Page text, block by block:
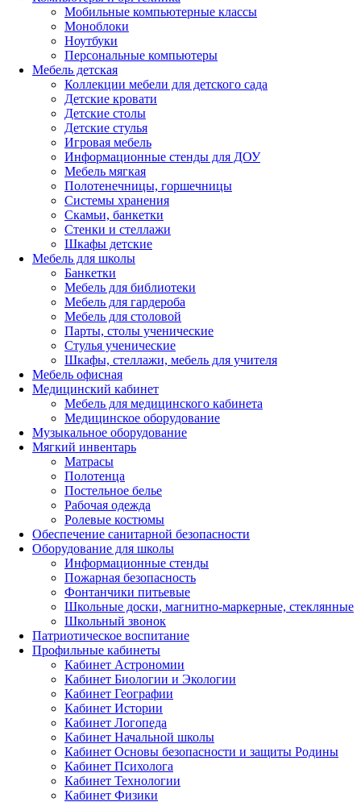
Мобильные компьютерные классы
Моноблоки
Ноутбуки
Персональные компьютеры
Мебель детская
Коллекции мебели для детского сада
Детские кровати
Детские столы
Детские стулья
Игровая мебель
Информационные стенды для ДОУ
Мебель мягкая
Полотенечницы, горшечницы
Системы хранения
Скамьи, банкетки
Стенки и стеллажи
Шкафы детские
Мебель для школы
Банкетки
Мебель для библиотеки
Мебель для гардероба
Мебель для столовой
Парты, столы ученические
Стулья ученические
Шкафы, стеллажи, мебель для учителя
Мебель офисная
Медицинский кабинет
Мебель для медицинского кабинета
Медицинское оборудование
Музыкальное оборудование
Мягкий инвентарь
Матрасы
Полотенца
Постельное белье
Рабочая одежда
Ролевые костюмы
Обеспечение санитарной безопасности
Оборудование для школы
Информационные стенды
Пожарная безопасность
Фонтанчики питьевые
Школьные доски, магнитно-маркерные, стеклянные
Школьный звонок
Патриотическое воспитание
Профильные кабинеты
Кабинет Астрономии
Кабинет Биологии и Экологии
Кабинет Географии
Кабинет Истории
Кабинет Логопеда
Кабинет Начальной школы
Кабинет Основы безопасности и защиты Родины
Кабинет Психолога
Кабинет Технологии
Кабинет Физики